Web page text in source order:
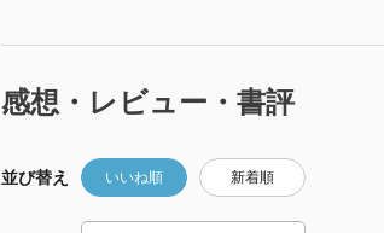
感想・レビュー・書評
並び替え いいね順 新着順